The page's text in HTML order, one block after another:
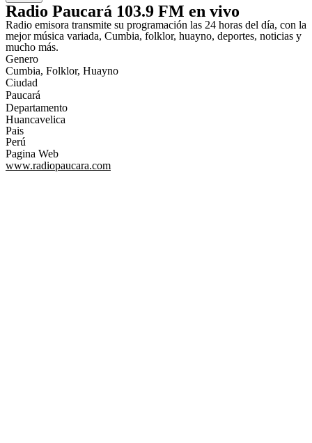
Radio Paucará 103.9 FM en vivo
Radio emisora transmite su programación las 24 horas del día, con la
mejor música variada, Cumbia, folklor, huayno, deportes, noticias y
mucho más.
Genero
Cumbia, Folklor, Huayno
Ciudad
Paucará
Departamento
Huancavelica
Pais
Perú
Pagina Web
www.radiopaucara.com